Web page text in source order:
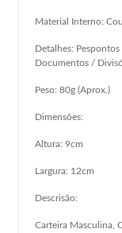
Material Interno:
Detalhes:
Documentos /
Peso: 80g (Aprox.)
Dimensões:
Altura: 9cm
Largura: 12cm
Descrisão:
Carteira Masculina,